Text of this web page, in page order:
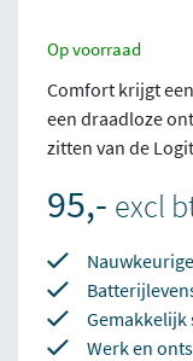
Op voorraad
Comfort krijgt
een draadloze
zitten van de
95,- excl
Gemakkelijk
Werk en